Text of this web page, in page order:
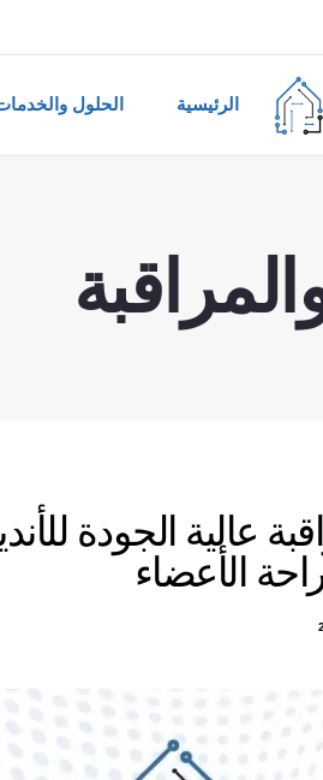
الرئيسية الحلول
عالية الجودة
الأعضاء